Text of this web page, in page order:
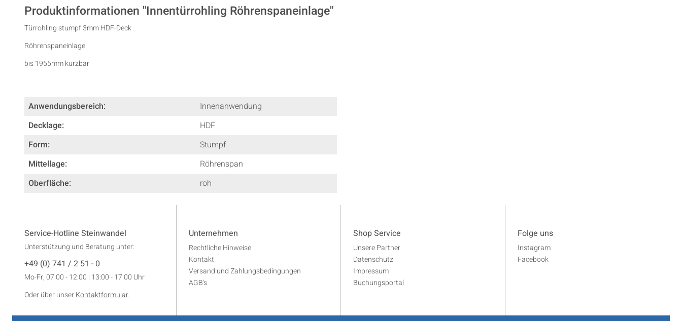
Produktinformationen "Innentürrohling Röhrenspaneinlage"
Türrohling stumpf 3mm HDF-Deck
Röhrenspaneinlage
bis 1955mm kürzbar
Anwendungsbereich:
Innenanwendung
Decklage:
HDF
Form:
Stumpf
Mittellage:
Röhrenspan
Oberfläche:
roh
Service-Hotline Steinwandel
Unterstützung und Beratung unter:
+49 (0) 741 / 2 51 - 0
Mo-Fr, 07:00 - 12:00 | 13:00 - 17:00 Uhr
Oder über unserKontaktformular.
Unternehmen
Rechtliche Hinweise
Kontakt
Versand und Zahlungsbedingungen
AGB's
Shop Service
Unsere Partner
Datenschutz
Impressum
Buchungsportal
Folge uns
Instagram
Facebook